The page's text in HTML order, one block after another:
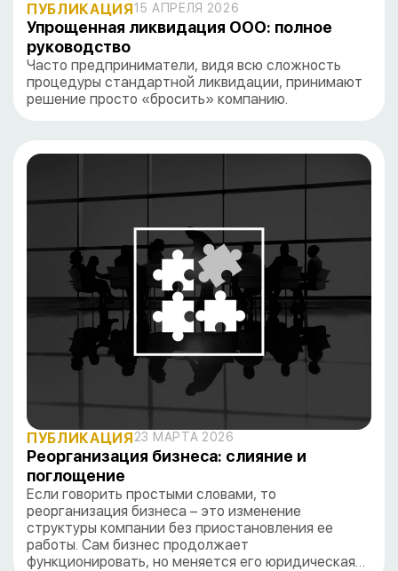
ПУБЛИКАЦИЯ 15 АПРЕЛЯ 2026
Упрощенная ликвидация ООО: полное
руководство
Часто предприниматели, видя всю сложность
процедуры стандартной ликвидации, принимают
решение просто «бросить» компанию.
ПУБЛИКАЦИЯ23 МАРТА 2026
Реорганизация бизнеса: cлияние и
поглощение
Если говорить простыми словами, то
реорганизация бизнеса – это изменение
структуры компании без приостановления ее
работы. Сам бизнес продолжает
функционировать, но меняется его юридическая…